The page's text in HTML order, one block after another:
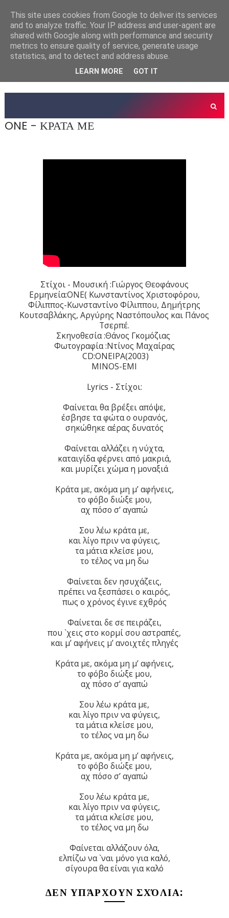
ONE - ΚΡΑΤΑ ΜΕ
Στίχοι - Μουσική :Γιώργος Θεοφάνους
Ερμηνεία:ONE( Κωνσταντίνος Χριστοφόρου,
Φίλιππος-Κωνσταντίνο Φίλιππου, Δημήτρης
Κουτσαβλάκης, Αργύρης Ναστόπουλος και Πάνος
Τσερπέ.
Σκηνοθεσία :Θάνος Γκομόζιας
Φωτογραφία :Ντίνος Μαχαίρας
CD:ΟΝΕΙΡΑ(2003)
MINOS-EMI
Lyrics - Στίχοι:
Φαίνεται θα βρέξει απόψε,
έσβησε τα φώτα ο ουρανός,
σηκώθηκε αέρας δυνατός
Φαίνεται αλλάζει η νύχτα,
καταιγίδα φέρνει από μακριά,
και μυρίζει χώμα η μοναξιά
Κράτα με, ακόμα μη μ’ αφήνεις,
το φόβο διώξε μου,
αχ πόσο σ’ αγαπώ
Σου λέω κράτα με,
και λίγο πριν να φύγεις,
τα μάτια κλείσε μου,
το τέλος να μη δω
Φαίνεται δεν ησυχάζεις,
πρέπει να ξεσπάσει ο καιρός,
πως ο χρόνος έγινε εχθρός
Φαίνεται δε σε πειράζει,
που `χεις στο κορμί σου αστραπές,
και μ’ αφήνεις μ’ ανοιχτές πληγές
Κράτα με, ακόμα μη μ’ αφήνεις,
το φόβο διώξε μου,
αχ πόσο σ’ αγαπώ
Σου λέω κράτα με,
και λίγο πριν να φύγεις,
τα μάτια κλείσε μου,
το τέλος να μη δω
Κράτα με, ακόμα μη μ’ αφήνεις,
το φόβο διώξε μου,
αχ πόσο σ’ αγαπώ
Σου λέω κράτα με,
και λίγο πριν να φύγεις,
τα μάτια κλείσε μου,
το τέλος να μη δω
Φαίνεται αλλάζουν όλα,
ελπίζω να `ναι μόνο για καλό,
σίγουρα θα είναι για καλό
ΔΕΝ ΥΠΆΡΧΟΥΝ ΣΧΌΛΙΑ:
This site uses cookies from Google to deliver its services
and to analyze traffic. Your IP address and user-agent are
shared with Google along with performance and security
metrics to ensure quality of service, generate usage
statistics, and to detect and address abuse.
LEARN MORE GOT IT